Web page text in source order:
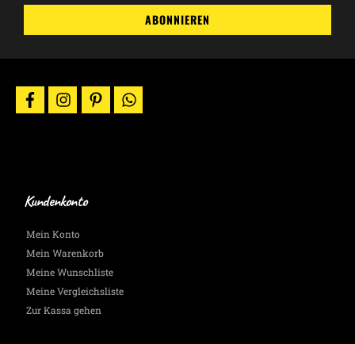
Gutscheincodes,
&
E-
Mail.
Wir
Laufenden.
ABONNIEREN
facebookinstagrampinterestwhatsapp
Kundenkonto
Mein Konto
Mein Warenkorb
Meine Wunschliste
Meine Vergleichsliste
Zur Kassa gehen